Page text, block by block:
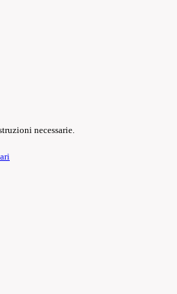
necessarie.